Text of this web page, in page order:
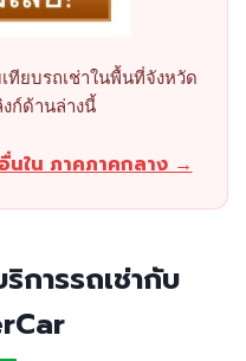
ทียบรถเช่าในพื้นที่จังหวัด
ก์ด้านล่างนี้
นใน ภาคภาคกลาง →
การรถเช่ากับ